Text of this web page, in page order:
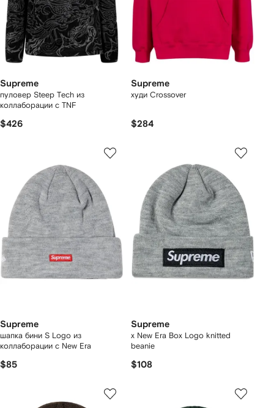
Supreme
пуловер Steep Tech из
коллаборации с TNF
$426
Supreme
худи Crossover
$284
Supreme
шапка бини S Logo из
коллаборации с New Era
$85
Supreme
x New Era Box Logo knitted
beanie
$108